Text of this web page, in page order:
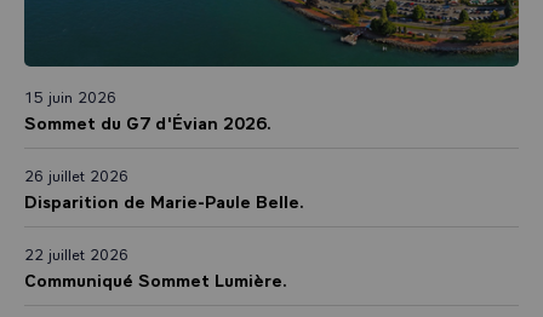
15 juin 2026
Sommet du G7 d'Évian 2026.
26 juillet 2026
Disparition de Marie-Paule Belle.
22 juillet 2026
Communiqué Sommet Lumière.